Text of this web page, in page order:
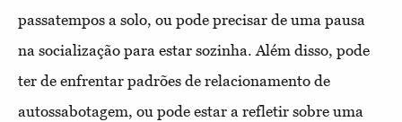
passatempos a solo, ou pode precisar de uma pausa
na socialização para estar sozinha. Além disso, pode
ter de enfrentar padrões de relacionamento de
autossabotagem, ou pode estar a refletir sobre uma